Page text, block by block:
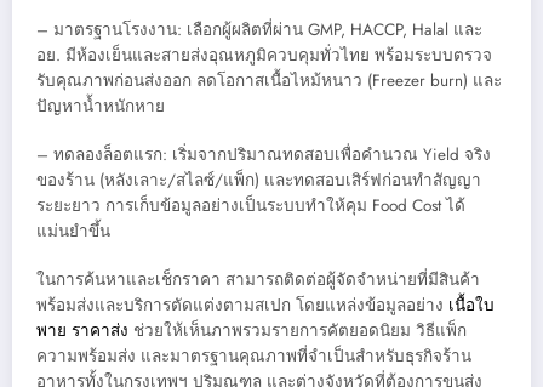
– มาตรฐานโรงงาน: เลือกผู้ผลิตที่ผ่าน GMP, HACCP, Halal และ
อย. มีห้องเย็นและสายส่งอุณหภูมิควบคุมทั่วไทย พร้อมระบบตรวจ
รับคุณภาพก่อนส่งออก ลดโอกาสเนื้อไหม้หนาว (Freezer burn) และ
ปัญหาน้ำหนักหาย
– ทดลองล็อตแรก: เริ่มจากปริมาณทดสอบเพื่อคำนวณ Yield จริง
ของร้าน (หลังเลาะ/สไลซ์/แพ็ก) และทดสอบเสิร์ฟก่อนทำสัญญา
ระยะยาว การเก็บข้อมูลอย่างเป็นระบบทำให้คุม Food Cost ได้
แม่นยำขึ้น
ในการค้นหาและเช็กราคา สามารถติดต่อผู้จัดจำหน่ายที่มีสินค้า
พร้อมส่งและบริการตัดแต่งตามสเปก โดยแหล่งข้อมูลอย่าง เนื้อใบ
พาย ราคาส่ง ช่วยให้เห็นภาพรวมรายการคัตยอดนิยม วิธีแพ็ก
ความพร้อมส่ง และมาตรฐานคุณภาพที่จำเป็นสำหรับธุรกิจร้าน
อาหารทั้งในกรุงเทพฯ ปริมณฑล และต่างจังหวัดที่ต้องการขนส่ง